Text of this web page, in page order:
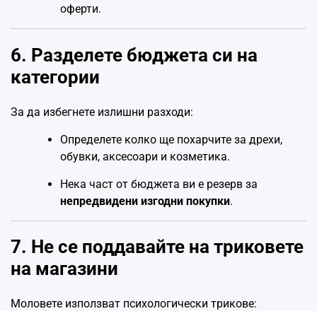
оферти.
6. Разделете бюджета си на
категории
За да избегнете излишни разходи:
Определете колко ще похарчите за дрехи,
обувки, аксесоари и козметика.
Нека част от бюджета ви е резерв за
непредвидени изгодни покупки.
7. Не се поддавайте на триковете
на магазини
Моловете използват психологически трикове: